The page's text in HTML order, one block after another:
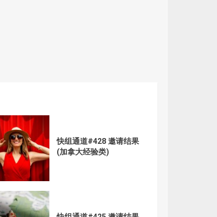
快组通道#428 邀请结果
(加拿大经验类)